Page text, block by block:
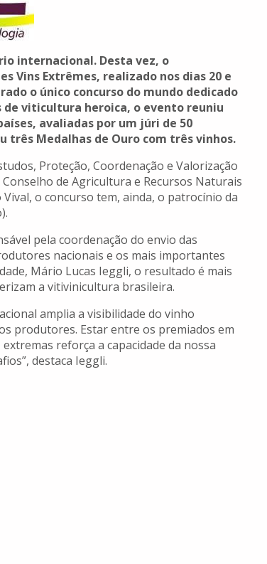
internacional. Desta vez, o
Vins Extrêmes, realizado nos dias 20 e
o único concurso do mundo dedicado
viticultura heroica, o evento reuniu
avaliadas por um júri de 50
três Medalhas de Ouro com três vinhos.
Proteção, Coordenação e Valorização
de Agricultura e Recursos Naturais
Vival, o concurso tem, ainda, o patrocínio da
pela coordenação do envio das
nacionais e os mais importantes
Mário Lucas Ieggli, o resultado é mais
a vitivinicultura brasileira.
amplia a visibilidade do vinho
produtores. Estar entre os premiados em
reforça a capacidade da nossa
destaca Ieggli.